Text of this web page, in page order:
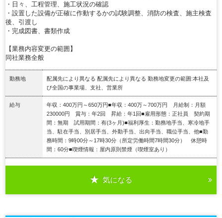
・日々、工程管理、施工状況の確認
・設置した設備が正確に作動するかの試験調整、消防の検査、施主検査
後、引渡し
・完成図書、書類作成
【業務内容変更の範囲】
同社業務全般
勤務地
配属先により異なる 配属先により異なる 勤務地変更の範囲:本社及
び全国の事業場、支社、営業所
給与
年収：400万円～650万円■年収：400万～700万円 月給制：月額
230000円 賞与：年2回 昇給：年1回■雇用形態：正社員 契約期
間：無期 試用期間：有(3ヶ月)■福利厚生：勤務地手当、寒冷地手
当、駐在手当、別居手当、外勤手当、出向手当、職位手当、他■勤
務時間：9時00分～17時30分（所定労働時間7時間30分） 休憩時
間：60分■喫煙情報：屋内原則禁煙（喫煙室あり）
気になる